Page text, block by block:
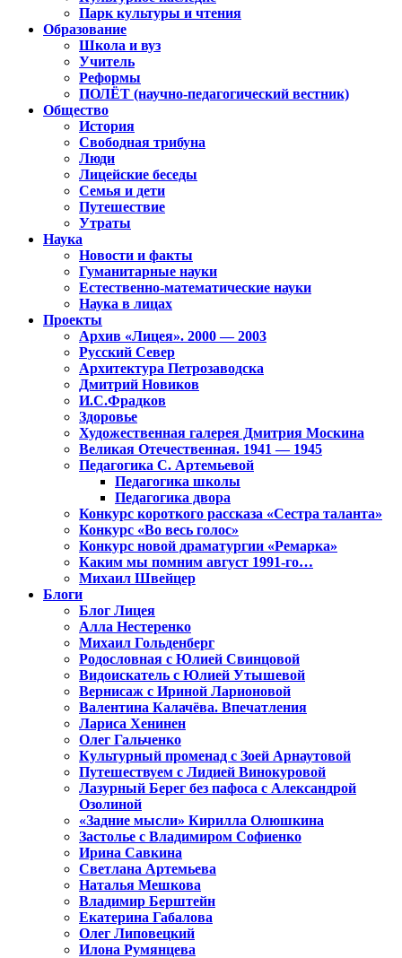
Парк культуры и чтения
Образование
Школа и вуз
Учитель
Реформы
ПОЛЁТ (научно-педагогический вестник)
Общество
История
Свободная трибуна
Люди
Лицейские беседы
Семья и дети
Путешествие
Утраты
Наука
Новости и факты
Гуманитарные науки
Естественно-математические науки
Наука в лицах
Проекты
Архив «Лицея». 2000 — 2003
Русский Север
Архитектура Петрозаводска
Дмитрий Новиков
И.С.Фрадков
Здоровье
Художественная галерея Дмитрия Москина
Великая Отечественная. 1941 — 1945
Педагогика С. Артемьевой
Педагогика школы
Педагогика двора
Конкурс короткого рассказа «Сестра таланта»
Конкурс «Во весь голос»
Конкурс новой драматургии «Ремарка»
Каким мы помним август 1991-го…
Михаил Швейцер
Блоги
Блог Лицея
Алла Нестеренко
Михаил Гольденберг
Родословная с Юлией Свинцовой
Видоискатель с Юлией Утышевой
Вернисаж с Ириной Ларионовой
Валентина Калачёва. Впечатления
Лариса Хенинен
Олег Гальченко
Культурный променад с Зоей Арнаутовой
Путешествуем с Лидией Винокуровой
Лазурный Берег без пафоса с Александрой
Озолиной
«Задние мысли» Кирилла Олюшкина
Застолье с Владимиром Софиенко
Ирина Савкина
Светлана Артемьева
Наталья Мешкова
Владимир Берштейн
Екатерина Габалова
Олег Липовецкий
Илона Румянцева